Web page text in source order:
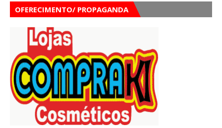
OFERECIMENTO/ PROPAGANDA